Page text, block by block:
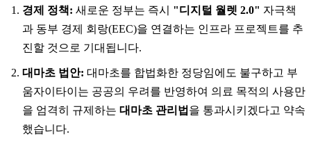
경제 정책: 새로운 정부는 즉시 "디지털 월렛 2.0" 자극책
과 동부 경제 회랑(EEC)을 연결하는 인프라 프로젝트를 추
진할 것으로 기대됩니다.
대마초 법안: 대마초를 합법화한 정당임에도 불구하고 부
움자이타이는 공공의 우려를 반영하여 의료 목적의 사용만
을 엄격히 규제하는 대마초 관리법 을 통과시키겠다고 약속
했습니다.